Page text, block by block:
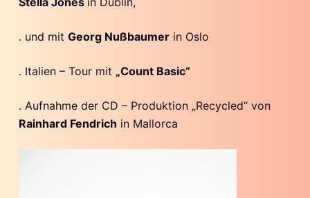
. und mit Georg Nußbaumerin Oslo
. Italien – Tour mit „Count Basic“
. Aufnahme der CD – Produktion „Recycled“ von
Rainhard Fendrich in Mallorca